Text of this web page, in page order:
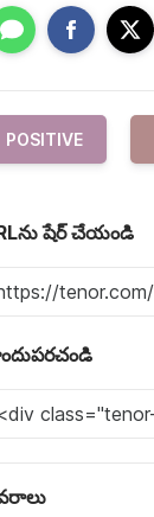
POSITIVE
షేర్ చేయండి